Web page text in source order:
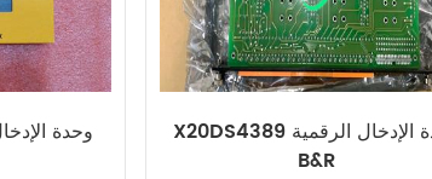
X20DS4389 وحدة الإدخال الرقمية
B&R